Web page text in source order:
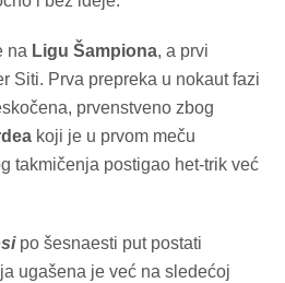
na Ligu Šampiona, a prvi
Siti. Prva prepreka u nokaut fazi
prvenstveno zbog
koji je u prvom meču
takmičenja postigao het-trik već
po šesnaesti put postati
ugašena je već na sledećoj